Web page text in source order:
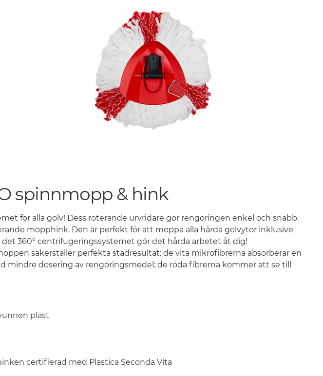
spinnmopp & hink
för alla golv! Dess roterande urvridare gör rengöringen enkel och snabb.
mopphink. Den är perfekt för att moppa alla hårda golvytor inklusive
360° centrifugeringssystemet gör det hårda arbetet åt dig!
säkerställer perfekta städresultat: de vita mikrofibrerna absorberar en
dosering av rengöringsmedel; de röda fibrerna kommer att se till
plast
certifierad med Plastica Seconda Vita